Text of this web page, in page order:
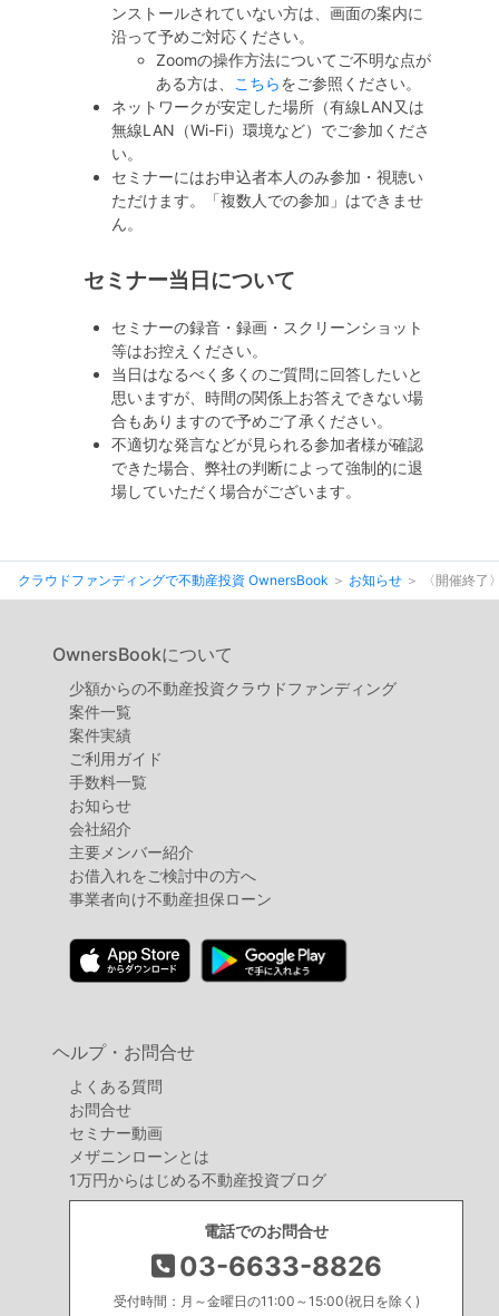
ンストールされていない方は、画面の案内に
沿って予めご対応ください。
Zoomの操作方法についてご不明な点が
ある方は、
こちらをご参照ください。
ネットワークが安定した場所（有線LAN又は
無線LAN（Wi-Fi）環境など）でご参加くださ
い。
セミナーにはお申込者本人のみ参加・視聴い
ただけます。「複数人での参加」はできませ
ん。
セミナー当日について
セミナーの録音・録画・スクリーンショット
等はお控えください。
当日はなるべく多くのご質問に回答したいと
思いますが、時間の関係上お答えできない場
合もありますので予めご了承ください。
不適切な発言などが見られる参加者様が確認
できた場合、弊社の判断によって強制的に退
場していただく場合がございます。
クラウドファンディングで不動産投資 OwnersBook お知らせ 〈開催終
OwnersBookについて
少額からの不動産投資クラウドファンディング
案件⼀覧
案件実績
ご利用ガイド
手数料一覧
お知らせ
会社紹介
主要メンバー紹介
お借入れをご検討中の方へ
事業者向け不動産担保ローン
ヘルプ・お問合せ
よくある質問
お問合せ
セミナー動画
メザニンローンとは
1万円からはじめる不動産投資ブログ
電話でのお問合せ
03-6633-8826
受付時間：月～金曜日の11:00～15:00(祝日を除く)